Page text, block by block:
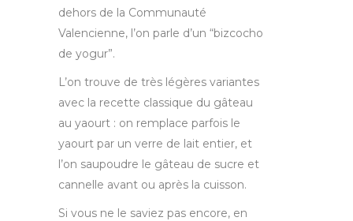
dehors de la Communauté
Valencienne, l’on parle d’un “bizcocho
de yogur”.
L’on trouve de très légères variantes
avec la recette classique du gâteau
au yaourt : on remplace parfois le
yaourt par un verre de lait entier, et
l’on saupoudre le gâteau de sucre et
cannelle avant ou après la cuisson.
Si vous ne le saviez pas encore, en